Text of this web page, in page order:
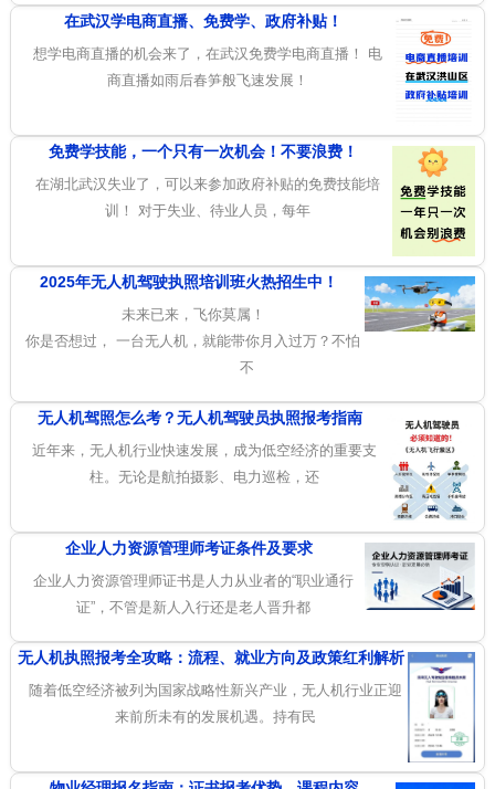
在武汉学电商直播、免费学、政府补贴！
想学电商直播的机会来了，在武汉免费学电商直播！ 电
商直播如雨后春笋般飞速发展！
免费学技能，一个只有一次机会！不要浪费！
在湖北武汉失业了，可以来参加政府补贴的免费技能培
训！ 对于失业、待业人员，每年
2025年无人机驾驶执照培训班火热招生中！
未来已来，飞你莫属！
你是否想过， 一台无人机，就能带你月入过万？不怕
不
无人机驾照怎么考？无人机驾驶员执照报考指南
近年来，无人机行业快速发展，成为低空经济的重要支
柱。无论是航拍摄影、电力巡检，还
企业人力资源管理师考证条件及要求
企业人力资源管理师证书是人力从业者的“职业通行
证”，不管是新人入行还是老人晋升都
无人机执照报考全攻略：流程、就业方向及政策红利解析
随着低空经济被列为国家战略性新兴产业，无人机行业正迎
来前所未有的发展机遇。持有民